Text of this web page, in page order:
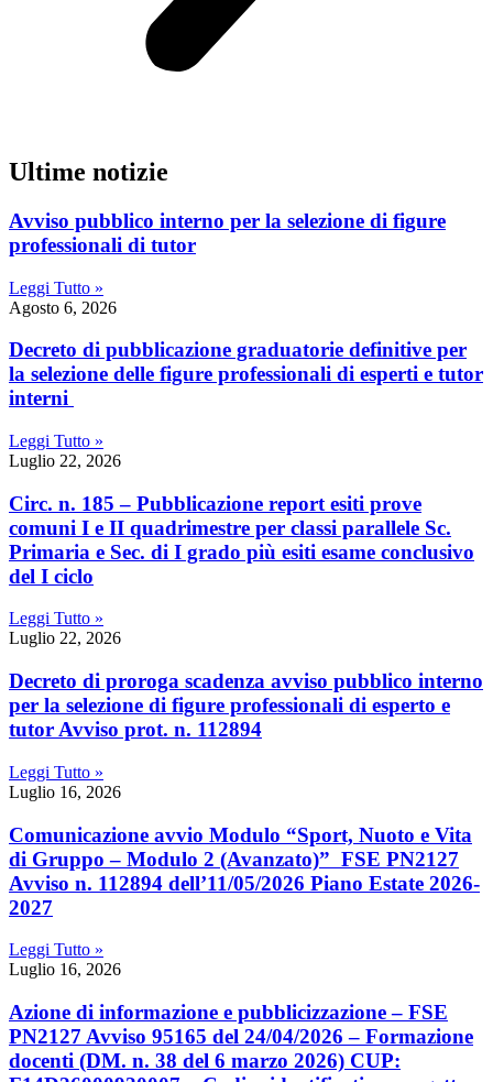
Ultime notizie
Avviso pubblico interno per la selezione di figure
professionali di tutor
Leggi Tutto »
Agosto 6, 2026
Decreto di pubblicazione graduatorie definitive per
la selezione delle figure professionali di esperti e tutor
interni
Leggi Tutto »
Luglio 22, 2026
Circ. n. 185 – Pubblicazione report esiti prove
comuni I e II quadrimestre per classi parallele Sc.
Primaria e Sec. di I grado più esiti esame conclusivo
del I ciclo
Leggi Tutto »
Luglio 22, 2026
Decreto di proroga scadenza avviso pubblico interno
per la selezione di figure professionali di esperto e
tutor Avviso prot. n. 112894
Leggi Tutto »
Luglio 16, 2026
Comunicazione avvio Modulo “Sport, Nuoto e Vita
di Gruppo – Modulo 2 (Avanzato)” FSE PN2127
Avviso n. 112894 dell’11/05/2026 Piano Estate 2026-
2027
Leggi Tutto »
Luglio 16, 2026
Azione di informazione e pubblicizzazione – FSE
PN2127 Avviso 95165 del 24/04/2026 – Formazione
docenti (DM. n. 38 del 6 marzo 2026) CUP: